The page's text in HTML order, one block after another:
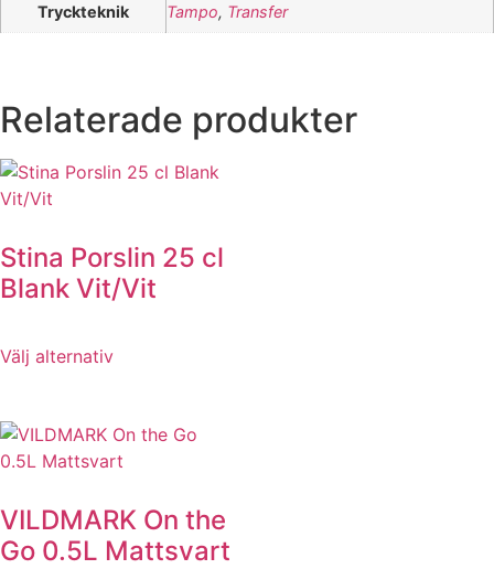
Tryckteknik Tampo, Transfer
Relaterade produkter
Stina Porslin 25 cl
Blank Vit/Vit
Välj alternativ
VILDMARK On the
Go 0.5L Mattsvart